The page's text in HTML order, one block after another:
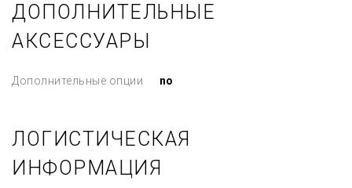
ДОПОЛНИТЕЛЬНЫЕ
АКСЕССУАРЫ
Дополнительные опции no
ЛОГИСТИЧЕСКАЯ
ИНФОРМАЦИЯ